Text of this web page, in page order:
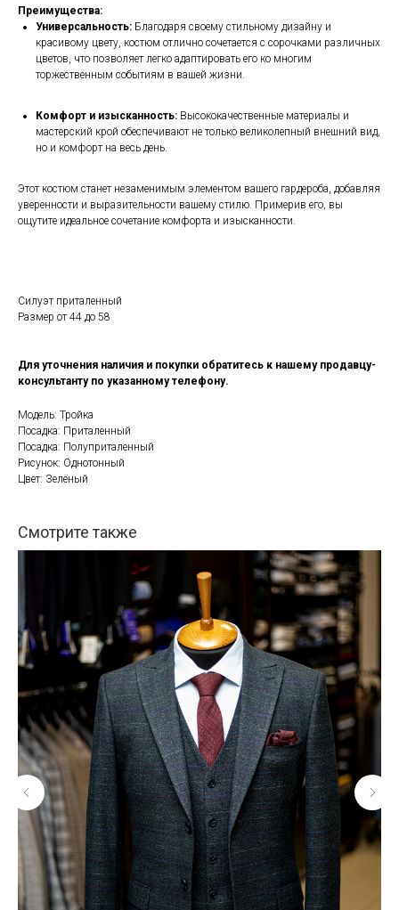
Преимущества:
Универсальность: Благодаря своему стильному дизайну и
красивому цвету, костюм отлично сочетается с сорочками различных
цветов, что позволяет легко адаптировать его ко многим
торжественным событиям в вашей жизни.
Комфорт и изысканность: Высококачественные материалы и
мастерский крой обеспечивают не только великолепный внешний вид,
но и комфорт на весь день.
Этот костюм станет незаменимым элементом вашего гардероба, добавляя
уверенности и выразительности вашему стилю. Примерив его, вы
ощутите идеальное сочетание комфорта и изысканности.
Силуэт приталенный
Размер от 44 до 58
Для уточнения наличия и покупки обратитесь к нашему продавцу-
консультанту по указанному телефону.
Модель: Тройка
Посадка: Приталенный
Посадка: Полуприталенный
Рисунок: Однотонный
Цвет: Зелёный
Смотрите также